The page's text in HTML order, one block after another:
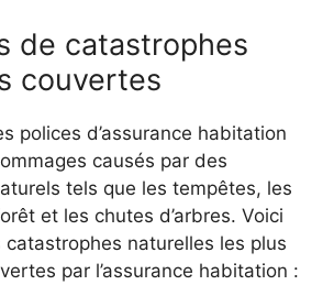
de catastrophes
couvertes
polices d’assurance habitation
causés par des
tels que les tempêtes, les
et les chutes d’arbres. Voici
catastrophes naturelles les plus
par l’assurance habitation :